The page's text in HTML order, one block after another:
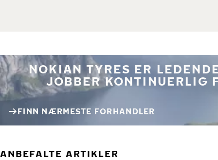
NOKIAN TYRES ER
JOBBER KONTINUERLIG
FINN NÆRMESTE FORHANDLER
ANBEFALTE ARTIKLER